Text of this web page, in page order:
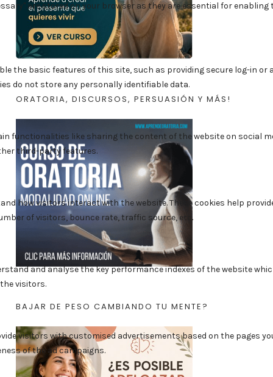
ORATORIA, DISCURSOS, PERSUASIÓN Y MÁS!
BAJAR DE PESO CAMBIANDO TU MENTE?